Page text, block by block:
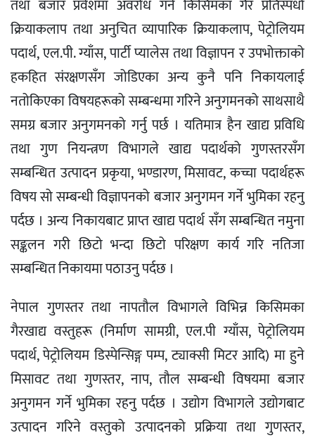
तथा बजार प्रवेशमा अवरोध गर्ने किसिमका गैर प्रतिस्पर्धा
क्रियाकलाप तथा अनुचित व्यापारिक क्रियाकलाप, पेट्रोलियम
पदार्थ, एल.पी. ग्याँस, पार्टी प्यालेस तथा विज्ञापन र उपभोक्ताको
हकहित संरक्षणसँग जोडिएका अन्य कुनै पनि निकायलाई
नतोकिएका विषयहरूको सम्बन्धमा गरिने अनुगमनको साथसाथै
समग्र बजार अनुगमनको गर्नु पर्छ । यतिमात्र हैन खाद्य प्रविधि
तथा गुण नियन्त्रण विभागले खाद्य पदार्थको गुणस्तरसँग
सम्बन्धित उत्पादन प्रकृया, भण्डारण, मिसावट, कच्चा पदार्थहरू
विषय सो सम्बन्धी विज्ञापनको बजार अनुगमन गर्ने भुमिका रहनु
पर्दछ । अन्य निकायबाट प्राप्त खाद्य पदार्थ सँग सम्बन्धित नमुना
सङ्कलन गरी छिटो भन्दा छिटो परिक्षण कार्य गरि नतिजा
सम्बन्धित निकायमा पठाउनु पर्दछ ।
नेपाल गुणस्तर तथा नापतौल विभागले विभिन्न किसिमका
गैरखाद्य वस्तुहरू (निर्माण सामग्री, एल.पी ग्याँस, पेट्रोलियम
पदार्थ, पेट्रोलियम डिस्पेन्सिङ्ग पम्प, ट्याक्सी मिटर आदि) मा हुने
मिसावट तथा गुणस्तर, नाप, तौल सम्बन्धी विषयमा बजार
अनुगमन गर्ने भुमिका रहनु पर्दछ । उद्योग विभागले उद्योगबाट
उत्पादन गरिने वस्तुको उत्पादनको प्रक्रिया तथा गुणस्तर,